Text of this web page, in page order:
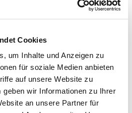
Cookies
um Inhalte und Anzeigen zu
für soziale Medien anbieten
auf unsere Website zu
geben wir Informationen zu Ihrer
an unsere Partner für
plupart des ménages